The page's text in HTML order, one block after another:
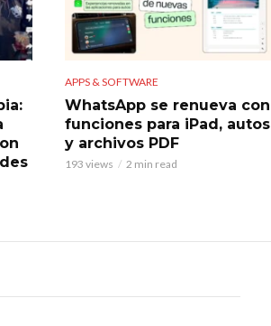
APPS & SOFTWARE
WhatsApp se renueva con
funciones para iPad, autos
y archivos PDF
193 views 2 min read